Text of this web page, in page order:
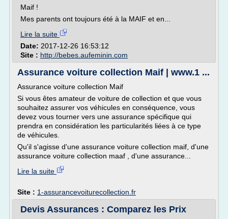
Maif !
Mes parents ont toujours été à la MAIF et en...
Lire la suite
Date: 2017-12-26 16:53:12
Site : http://bebes.aufeminin.com
Assurance voiture collection Maif | www.1 ...
Assurance voiture collection Maif
Si vous êtes amateur de voiture de collection et que vous
souhaitez assurer vos véhicules en conséquence, vous
devez vous tourner vers une assurance spécifique qui
prendra en considération les particularités liées à ce type
de véhicules.
Qu'il s'agisse d'une assurance voiture collection maif, d'une
assurance voiture collection maaf , d'une assurance...
Lire la suite
Site : 1-assurancevoiturecollection.fr
Devis Assurances : Comparez les Prix